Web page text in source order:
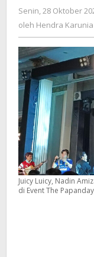
Senin, 28 Oktober
oleh Hendra Karunia
Juicy Luicy, Nadin
di Event The